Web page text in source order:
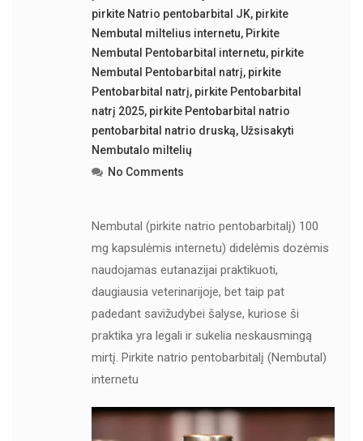
pirkite Natrio pentobarbital JK, pirkite
Nembutal miltelius internetu, Pirkite
Nembutal Pentobarbital internetu, pirkite
Nembutal Pentobarbital natrį, pirkite
Pentobarbital natrį, pirkite Pentobarbital
natrį 2025, pirkite Pentobarbital natrio
pentobarbital natrio druską, Užsisakyti
Nembutalo miltelių
No Comments
Nembutal (pirkite natrio pentobarbitalį) 100
mg kapsulėmis internetu) didelėmis dozėmis
naudojamas eutanazijai praktikuoti,
daugiausia veterinarijoje, bet taip pat
padedant savižudybei šalyse, kuriose ši
praktika yra legali ir sukelia neskausmingą
mirtį. Pirkite natrio pentobarbitalį (Nembutal)
internetu